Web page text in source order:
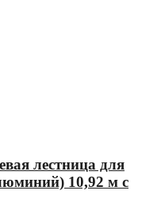
лестница для
10,92 м с